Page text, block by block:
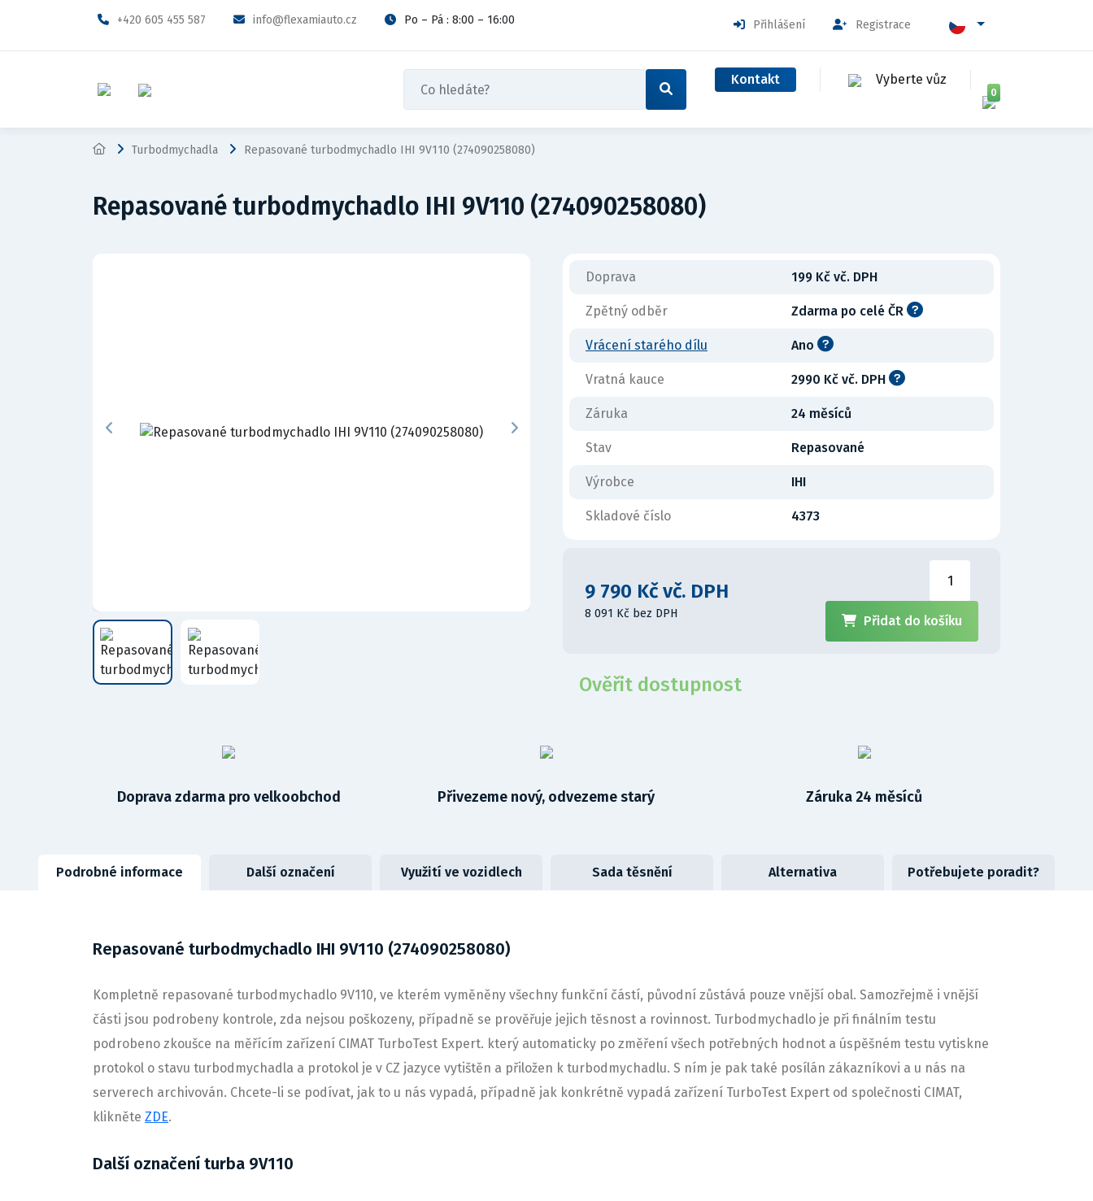
+420 605 455 587 info@flexamiauto.cz Po – Pá : 8:00 – 16:00 Přihlášení Registrace
Kontakt Vyberte vůz
0
Turbodmychadla Repasované turbodmychadlo IHI 9V110 (274090258080)
Repasované turbodmychadlo IHI 9V110 (274090258080)
Doprava 199 Kč vč. DPH
Zpětný odběr Zdarma po celé ČR
Vrácení starého dílu Ano
Vratná kauce 2990 Kč vč. DPH
Záruka 24 měsíců
Stav Repasované
Výrobce IHI
Skladové číslo 4373
9 790 Kč vč. DPH
8 091 Kč bez DPH Přidat do košíku
Ověřit dostupnost
Doprava zdarma pro velkoobchod Přivezeme nový, odvezeme starý Záruka 24 měsíců
Podrobné informace Další označení Využití ve vozidlech Sada těsnění Alternativa Potřebujete poradit?
Repasované turbodmychadlo IHI 9V110 (274090258080)
Kompletně repasované turbodmychadlo 9V110, ve kterém vyměněny všechny funkční částí, původní zůstává pouze vnější obal. Samozřejmě i vnější
části jsou podrobeny kontrole, zda nejsou poškozeny, případně se prověřuje jejich těsnost a rovinnost. Turbodmychadlo je při finálním testu
podrobeno zkoušce na měřícím zařízení CIMAT TurboTest Expert. který automaticky po změření všech potřebných hodnot a úspěšném testu vytiskne
protokol o stavu turbodmychadla a protokol je v CZ jazyce vytištěn a přiložen k turbodmychadlu. S ním je pak také posílán zákazníkovi a u nás na
serverech archivován. Chcete-li se podívat, jak to u nás vypadá, případně jak konkrétně vypadá zařízení TurboTest Expert od společnosti CIMAT,
klikněte ZDE.
Další označení turba 9V110